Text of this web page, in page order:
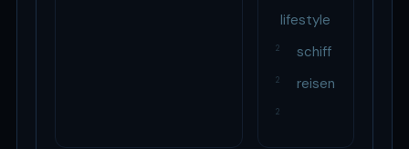
lifestyle
2 schiff
2 reisen
2